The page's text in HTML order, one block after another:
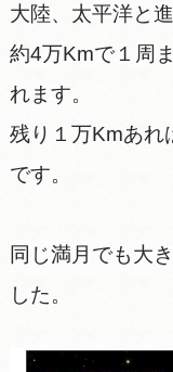
大陸、太平洋と
約4万Kmで１周
れます。
残り１万Kmあれ
です。
同じ満月でも大
した。